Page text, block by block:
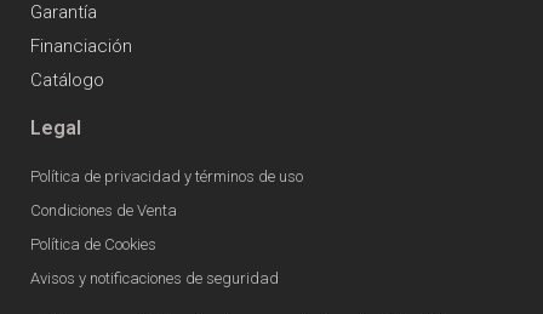
Garantía
Financiación
Catálogo
Legal
Política de privacidad y términos de uso
Condiciones de Venta
Política de Cookies
Avisos y notificaciones de seguridad